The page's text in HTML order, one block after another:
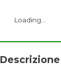
Loading...
Descrizione